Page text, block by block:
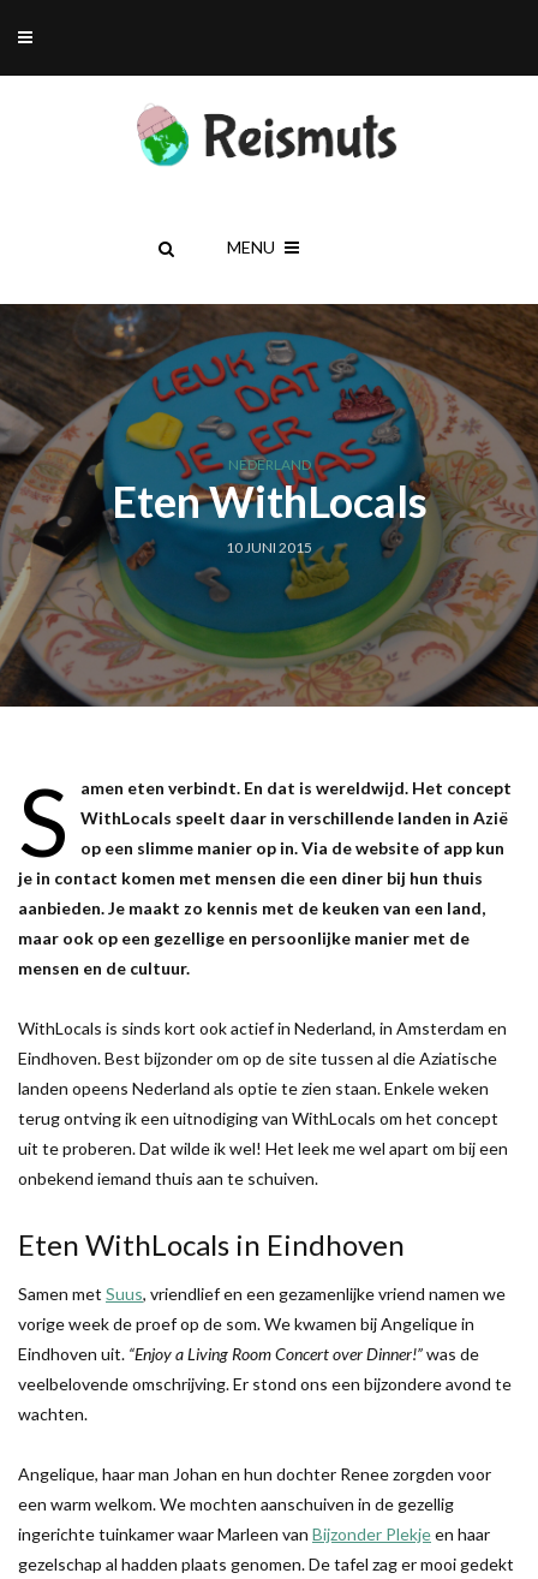
MENU
NEDERLAND
Eten WithLocals
10 JUNI 2015
S
amen eten verbindt. En dat is wereldwijd. Het concept
WithLocals speelt daar in verschillende landen in Azië
op een slimme manier op in. Via de website of app kun
je in contact komen met mensen die een diner bij hun thuis
aanbieden. Je maakt zo kennis met de keuken van een land,
maar ook op een gezellige en persoonlijke manier met de
mensen en de cultuur.
WithLocals is sinds kort ook actief in Nederland, in Amsterdam en
Eindhoven. Best bijzonder om op de site tussen al die Aziatische
landen opeens Nederland als optie te zien staan. Enkele weken
terug ontving ik een uitnodiging van WithLocals om het concept
uit te proberen. Dat wilde ik wel! Het leek me wel apart om bij een
onbekend iemand thuis aan te schuiven.
Eten WithLocals in Eindhoven
Samen met Suus, vriendlief en een gezamenlijke vriend namen we
vorige week de proef op de som. We kwamen bij Angelique in
Eindhoven uit. “Enjoy a Living Room Concert over Dinner!”was de
veelbelovende omschrijving. Er stond ons een bijzondere avond te
wachten.
Angelique, haar man Johan en hun dochter Renee zorgden voor
een warm welkom. We mochten aanschuiven in de gezellig
ingerichte tuinkamer waar Marleen van Bijzonder Plekjeen haar
gezelschap al hadden plaats genomen. De tafel zag er mooi gedekt